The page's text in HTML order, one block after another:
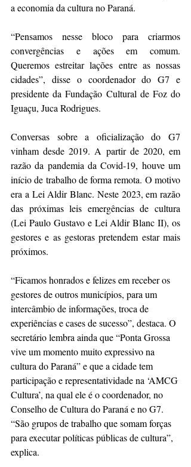
a economia da cultura no Paraná.
“Pensamos nesse bloco para criarmos
convergências e ações em comum.
Queremos estreitar lações entre as nossas
cidades”, disse o coordenador do G7 e
presidente da Fundação Cultural de Foz do
Iguaçu, Juca Rodrigues.
Conversas sobre a oficialização do G7
vinham desde 2019. A partir de 2020, em
razão da pandemia da Covid-19, houve um
início de trabalho de forma remota. O motivo
era a Lei Aldir Blanc. Neste 2023, em razão
das próximas leis emergências de cultura
(Lei Paulo Gustavo e Lei Aldir Blanc II), os
gestores e as gestoras pretendem estar mais
próximos.
“Ficamos honrados e felizes em receber os
gestores de outros municípios, para um
intercâmbio de informações, troca de
experiências e cases de sucesso”, destaca. O
secretário lembra ainda que “Ponta Grossa
vive um momento muito expressivo na
cultura do Paraná” e que a cidade tem
participação e representatividade na ‘AMCG
Cultura’, na qual ele é o coordenador, no
Conselho de Cultura do Paraná e no G7.
“São grupos de trabalho que somam forças
para executar políticas públicas de cultura”,
explica.